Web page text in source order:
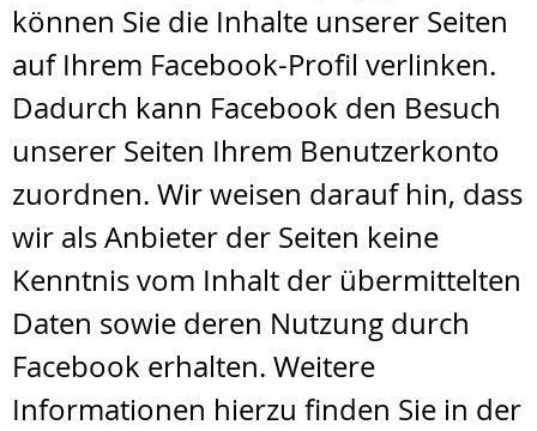
können Sie die Inhalte unserer Seiten
auf Ihrem Facebook-Profil verlinken.
Dadurch kann Facebook den Besuch
unserer Seiten Ihrem Benutzerkonto
zuordnen. Wir weisen darauf hin, dass
wir als Anbieter der Seiten keine
Kenntnis vom Inhalt der übermittelten
Daten sowie deren Nutzung durch
Facebook erhalten. Weitere
Informationen hierzu finden Sie in der